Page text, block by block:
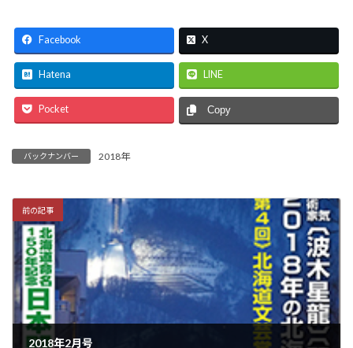
Facebook X
Hatena LINE
Pocket Copy
バックナンバー 2018年
前の記事
2018年2月号